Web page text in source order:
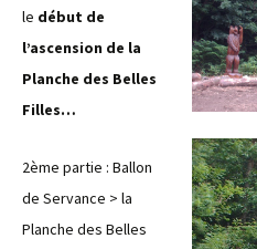
le début de
l’ascension de la
Planche des Belles
Filles…
2ème partie : Ballon
de Servance > la
Planche des Belles